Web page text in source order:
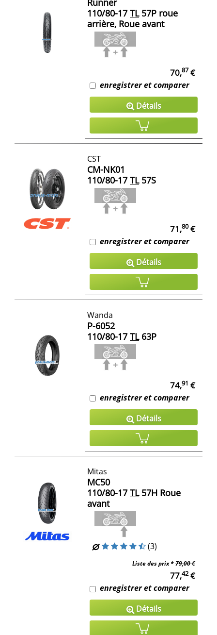
110/80-17 TL57P roue
arrière, Roue avant
70,87€
enregistrer et comparer
Détails
CST
CM-NK01
110/80-17 TL57S
71,80€
enregistrer et comparer
Détails
Wanda
P-6052
110/80-17 TL63P
74,91 €
enregistrer et comparer
Détails
Mitas
MC50
110/80-17 TL57H Roue
avant
(3)
Liste des prix *79,00 €
77,42€
enregistrer et comparer
Détails